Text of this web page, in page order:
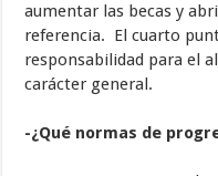
aumentar las becas y
referencia. El cuarto
responsabilidad para el
carácter general.
-¿Qué normas de